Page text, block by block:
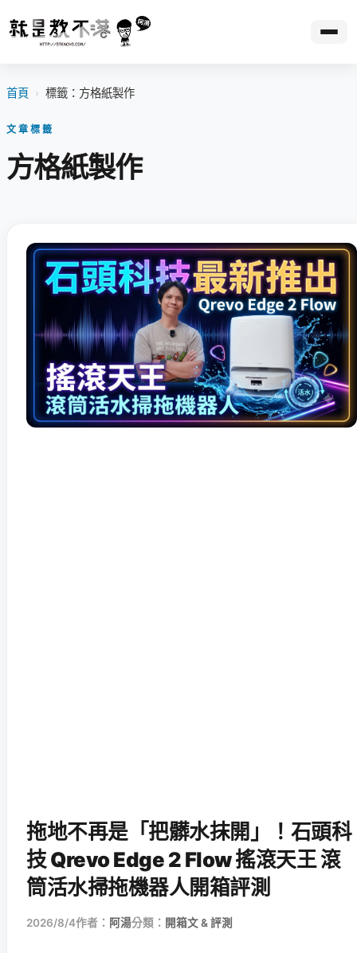
首頁 › 標籤：方格紙製作
文章標籤
方格紙製作
拖地不再是「把髒水抹開」！石頭科
技 Qrevo Edge 2 Flow 搖滾天王 滾
筒活水掃拖機器人開箱評測
2026/8/4作者： 阿湯分類： 開箱文 & 評測